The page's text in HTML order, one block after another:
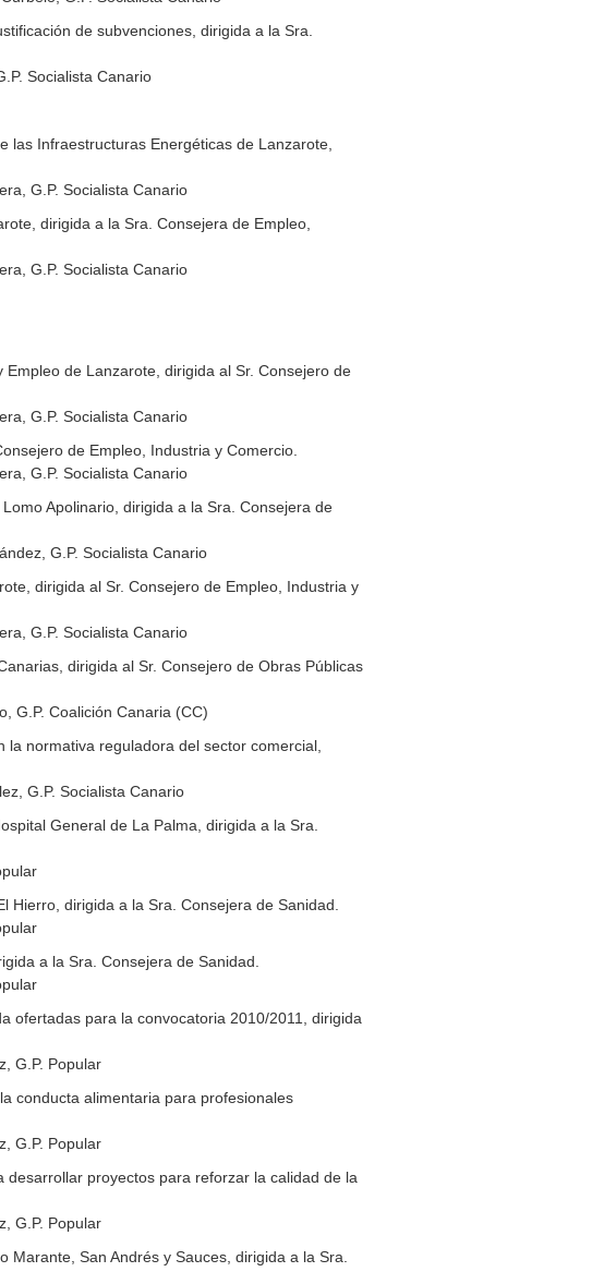
de subvenciones, dirigida a la Sra.
Socialista Canario
las Infraestructuras Energéticas de Lanzarote,
G.P. Socialista Canario
dirigida a la Sra. Consejera de Empleo,
G.P. Socialista Canario
de Lanzarote, dirigida al Sr. Consejero de
G.P. Socialista Canario
de Empleo, Industria y Comercio.
G.P. Socialista Canario
Apolinario, dirigida a la Sra. Consejera de
G.P. Socialista Canario
dirigida al Sr. Consejero de Empleo, Industria y
G.P. Socialista Canario
dirigida al Sr. Consejero de Obras Públicas
G.P. Coalición Canaria (CC)
normativa reguladora del sector comercial,
G.P. Socialista Canario
General de La Palma, dirigida a la Sra.
Hierro, dirigida a la Sra. Consejera de Sanidad.
a la Sra. Consejera de Sanidad.
ofertadas para la convocatoria 2010/2011, dirigida
G.P. Popular
conducta alimentaria para profesionales
G.P. Popular
proyectos para reforzar la calidad de la
G.P. Popular
Marante, San Andrés y Sauces, dirigida a la Sra.